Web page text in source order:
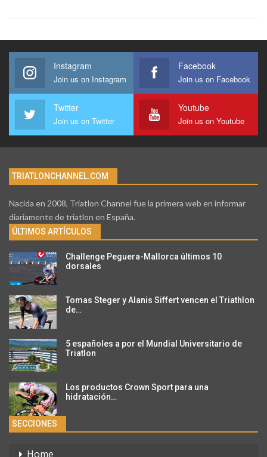
Instagram
Join us on Instagram
Facebook
Join us on Facebook
Twitter
Join us on Twitter
Youtube
Join us on Youtube
TRIATLONCHANNEL.COM
Nacida en 2008, Triatlon Channel fue la primera web en informar
diariamente de triatlon en España.
ÚLTIMOS ARTÍCULOS
Challenge Peguera-Mallorca últimos 10
dorsales
Tomas Steger y Alanis Siffert vencen el Triathlon
de…
5 españoles a por el Mundial Universitario de
Triatlon
Los productos Crown Sport para una
hidratación…
SECCIONES
Home